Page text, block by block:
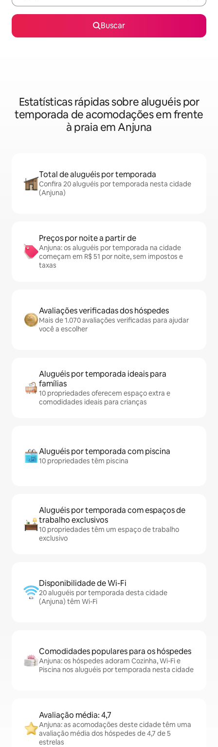
Buscar
Estatísticas rápidas sobre aluguéis por
temporada de acomodações em frente
à praia em Anjuna
Total de aluguéis por temporada
Confira 20 aluguéis por temporada nesta cidade
(Anjuna)
Preços por noite a partir de
Anjuna: os aluguéis por temporada na cidade
começam em R$ 51 por noite, sem impostos e
taxas
Avaliações verificadas dos hóspedes
Mais de 1.070 avaliações verificadas para ajudar
você a escolher
Aluguéis por temporada ideais para
famílias
10 propriedades oferecem espaço extra e
comodidades ideais para crianças
Aluguéis por temporada com piscina
10 propriedades têm piscina
Aluguéis por temporada com espaços de
trabalho exclusivos
10 propriedades têm um espaço de trabalho
exclusivo
Disponibilidade de Wi-Fi
20 aluguéis por temporada desta cidade
(Anjuna) têm Wi-Fi
Comodidades populares para os hóspedes
Anjuna: os hóspedes adoram Cozinha, Wi-Fi e
Piscina nos aluguéis por temporada nesta cidade
Avaliação média: 4,7
Anjuna: as acomodações deste cidade têm uma
avaliação média dos hóspedes de 4,7 de 5
estrelas